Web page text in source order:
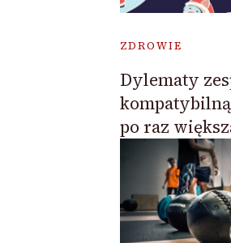
ZDROWIE
Dylematy
po raz